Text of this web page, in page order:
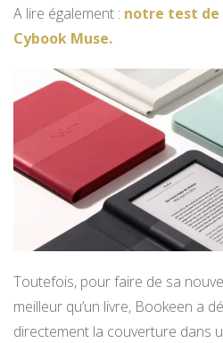
A lire également : notre test de
Cybook Muse.
Toutefois, pour faire de sa
meilleur qu’un livre, Bookeen a
directement la couverture dans